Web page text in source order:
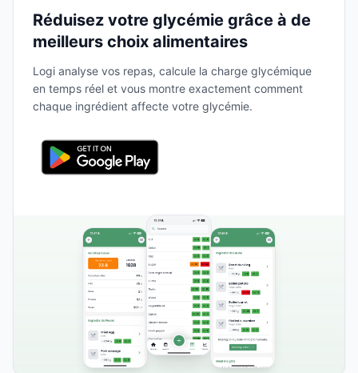
Réduisez votre glycémie grâce à de
meilleurs choix alimentaires
Logi analyse vos repas, calcule la charge glycémique
en temps réel et vous montre exactement comment
chaque ingrédient affecte votre glycémie.